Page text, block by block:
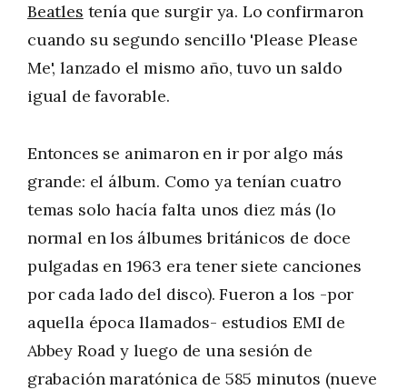
Beatles tenía que surgir ya. Lo confirmaron
cuando su segundo sencillo 'Please Please
Me', lanzado el mismo año, tuvo un saldo
igual de favorable.
Entonces se animaron en ir por algo más
grande: el álbum. Como ya tenían cuatro
temas solo hacía falta unos diez más (lo
normal en los álbumes británicos de doce
pulgadas en 1963 era tener siete canciones
por cada lado del disco). Fueron a los -por
aquella época llamados- estudios EMI de
Abbey Road y luego de una sesión de
grabación maratónica de 585 minutos (nueve